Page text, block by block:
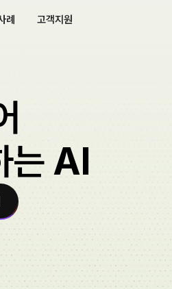
례 고객지원
반품하고 싶어요!
품 신청 부탁드려요!
는 AI